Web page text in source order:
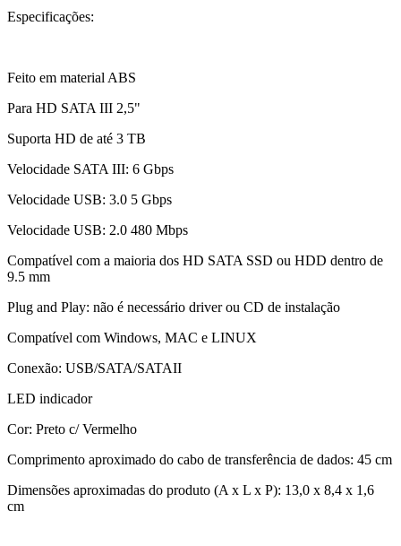
Especificações:
Feito em material ABS
Para HD SATA III 2,5"
Suporta HD de até 3 TB
Velocidade SATA III: 6 Gbps
Velocidade USB: 3.0 5 Gbps
Velocidade USB: 2.0 480 Mbps
Compatível com a maioria dos HD SATA SSD ou HDD dentro de
9.5 mm
Plug and Play: não é necessário driver ou CD de instalação
Compatível com Windows, MAC e LINUX
Conexão: USB/SATA/SATAII
LED indicador
Cor: Preto c/ Vermelho
Comprimento aproximado do cabo de transferência de dados: 45 cm
Dimensões aproximadas do produto (A x L x P): 13,0 x 8,4 x 1,6
cm